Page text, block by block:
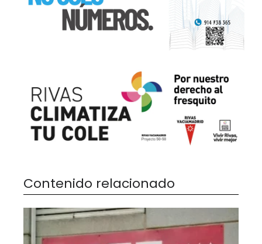
Contenido relacionado